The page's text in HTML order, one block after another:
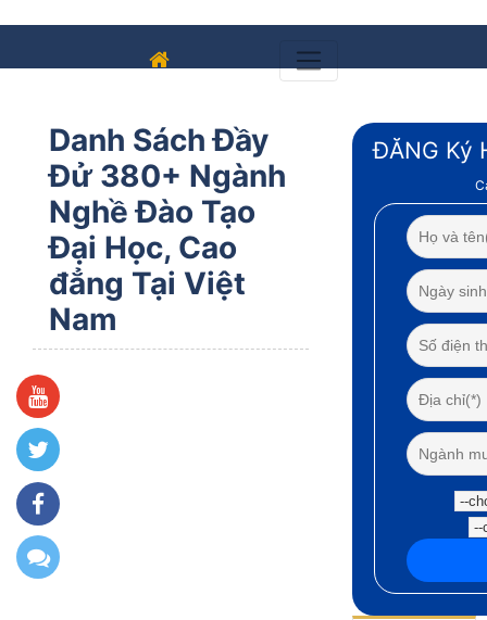
Danh Sách Đầy
Đử 380+ Ngành
Nghề Đào Tạo
Đại Học, Cao
đẳng Tại Việt
Nam
ĐĂNG Ký